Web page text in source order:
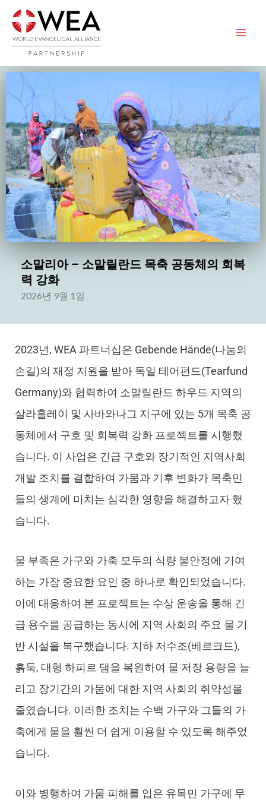
바
로
기
소말리아 – 소말릴란드 목축 공동체의 회복
력 강화
2026년 9월 1일
2023년, WEA 파트너십은 Gebende Hände(나눔의
손길)의 재정 지원을 받아 독일 테어펀드(Tearfund
Germany)와 협력하여 소말릴란드 하우드 지역의
살라흘레이 및 사바와나그 지구에 있는 5개 목축 공
동체에서 구호 및 회복력 강화 프로젝트를 시행했
습니다. 이 사업은 긴급 구호와 장기적인 지역사회
개발 조치를 결합하여 가뭄과 기후 변화가 목축민
들의 생계에 미치는 심각한 영향을 해결하고자 했
습니다.
물 부족은 가구와 가축 모두의 식량 불안정에 기여
하는 가장 중요한 요인 중 하나로 확인되었습니다.
이에 대응하여 본 프로젝트는 수상 운송을 통해 긴
급 용수를 공급하는 동시에 지역 사회의 주요 물 기
반 시설을 복구했습니다. 지하 저수조(베르크드),
흙둑, 대형 하피르 댐을 복원하여 물 저장 용량을 늘
리고 장기간의 가뭄에 대한 지역 사회의 취약성을
줄였습니다. 이러한 조치는 수백 가구와 그들의 가
축에게 물을 훨씬 더 쉽게 이용할 수 있도록 해주었
습니다.
이와 병행하여 가뭄 피해를 입은 유목민 가구에 무